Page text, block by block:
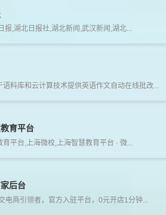
报,湖北日报社,湖北新闻,武汉新闻,湖北...
语料库和云计算技术提供英语作文自动在线批改...
教育平台
育平台,上海微校,上海智慧教育平台 · 微...
后台
电商引领者，官方入驻平台，0元开店1分钟...